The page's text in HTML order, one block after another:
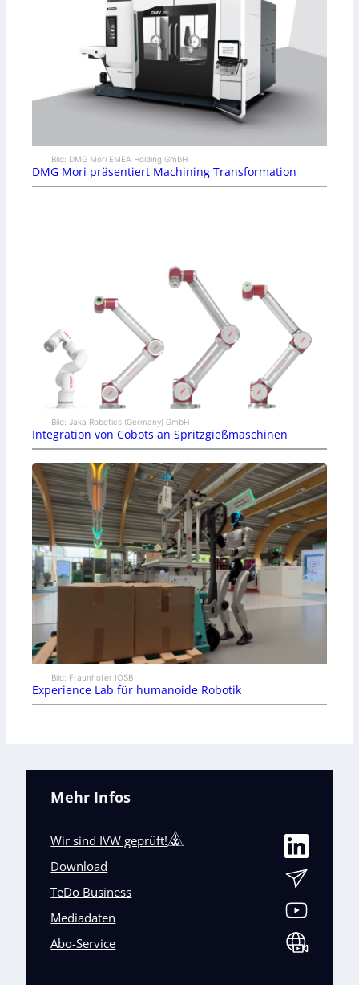
Bild: DMG Mori EMEA Holding GmbH
DMG Mori präsentiert Machining Transformation
Bild: Jaka Robotics (Germany) GmbH
Integration von Cobots an Spritzgießmaschinen
Bild: Fraunhofer IOSB
Experience Lab für humanoide Robotik
Mehr Infos
Wir sind IVW geprüft!
Download
TeDo Business
Mediadaten
Abo-Service